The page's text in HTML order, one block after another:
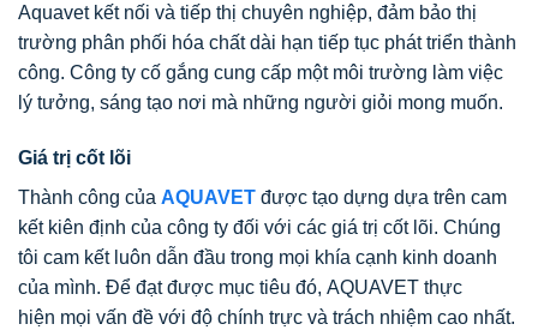
Aquavet kết nối và tiếp thị chuyên nghiệp, đảm bảo thị
trường phân phối hóa chất dài hạn tiếp tục phát triển thành
công. Công ty cố gắng cung cấp một môi trường làm việc
lý tưởng, sáng tạo nơi mà những người giỏi mong muốn.
Giá trị cốt lõi
Thành công của AQUAVET được tạo dựng dựa trên cam
kết kiên định của công ty đối với các giá trị cốt lõi. Chúng
tôi cam kết luôn dẫn đầu trong mọi khía cạnh kinh doanh
của mình. Để đạt được mục tiêu đó, AQUAVET thực
hiện mọi vấn đề với độ chính trực và trách nhiệm cao nhất.